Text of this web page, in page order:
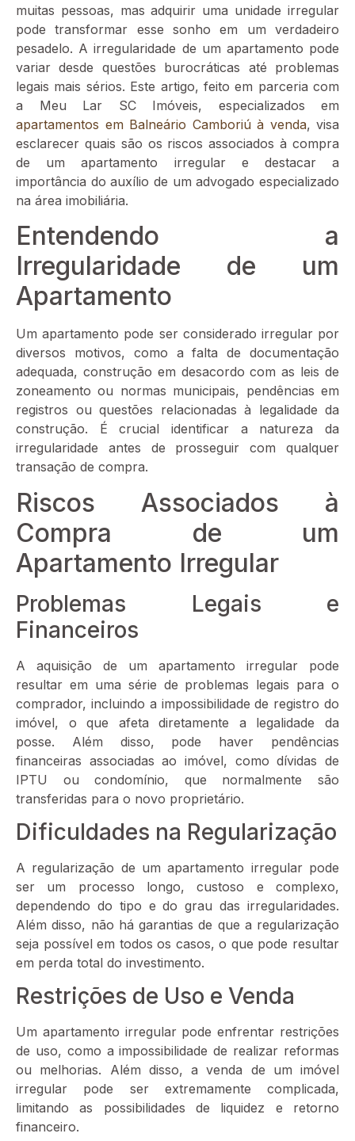
muitas pessoas, mas adquirir uma unidade irregular
pode transformar esse sonho em um verdadeiro
pesadelo. A irregularidade de um apartamento pode
variar desde questões burocráticas até problemas
legais mais sérios. Este artigo, feito em parceria com
a Meu Lar SC Imóveis, especializados em
apartamentos em Balneário Camboriú à venda, visa
esclarecer quais são os riscos associados à compra
de um apartamento irregular e destacar a
importância do auxílio de um advogado especializado
na área imobiliária.
Entendendo a
Irregularidade de um
Apartamento
Um apartamento pode ser considerado irregular por
diversos motivos, como a falta de documentação
adequada, construção em desacordo com as leis de
zoneamento ou normas municipais, pendências em
registros ou questões relacionadas à legalidade da
construção. É crucial identificar a natureza da
irregularidade antes de prosseguir com qualquer
transação de compra.
Riscos Associados à
Compra de um
Apartamento Irregular
Problemas Legais e
Financeiros
A aquisição de um apartamento irregular pode
resultar em uma série de problemas legais para o
comprador, incluindo a impossibilidade de registro do
imóvel, o que afeta diretamente a legalidade da
posse. Além disso, pode haver pendências
financeiras associadas ao imóvel, como dívidas de
IPTU ou condomínio, que normalmente são
transferidas para o novo proprietário.
Dificuldades na Regularização
A regularização de um apartamento irregular pode
ser um processo longo, custoso e complexo,
dependendo do tipo e do grau das irregularidades.
Além disso, não há garantias de que a regularização
seja possível em todos os casos, o que pode resultar
em perda total do investimento.
Restrições de Uso e Venda
Um apartamento irregular pode enfrentar restrições
de uso, como a impossibilidade de realizar reformas
ou melhorias. Além disso, a venda de um imóvel
irregular pode ser extremamente complicada,
limitando as possibilidades de liquidez e retorno
financeiro.